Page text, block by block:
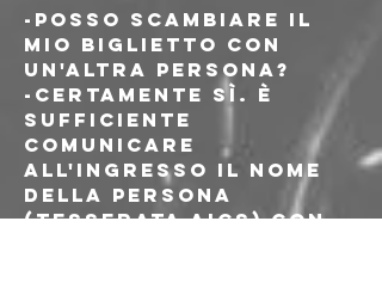
-Posso scambiare il
mio biglietto con
un'altra persona?
-Certamente sì. È
sufficiente
comunicare
all'ingresso il nome
della persona
(tesserata AICS) con